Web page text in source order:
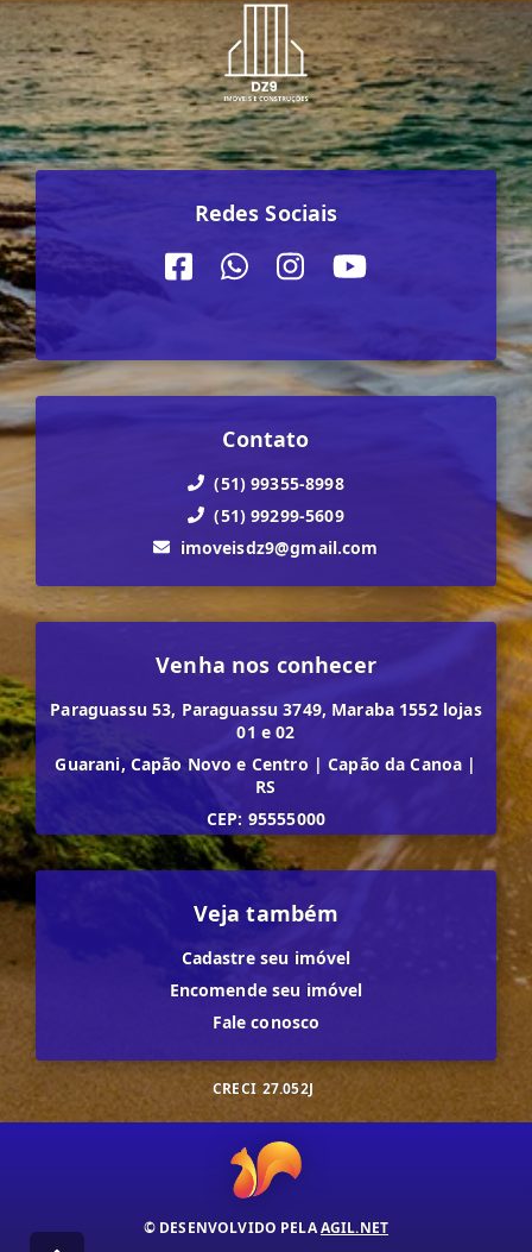
Redes Sociais
Contato
(51) 99355-8998
(51) 99299-5609
imoveisdz9@gmail.com
Venha nos conhecer
Paraguassu 53, Paraguassu 3749, Maraba 1552 lojas
01 e 02
Guarani, Capão Novo e Centro | Capão da Canoa |
RS
CEP: 95555000
Veja também
Cadastre seu imóvel
Encomende seu imóvel
Fale conosco
CRECI 27.052J
© DESENVOLVIDO PELAAGIL.NET